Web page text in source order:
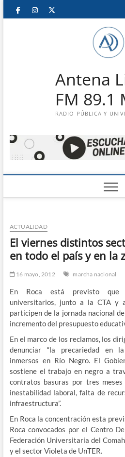
Saltar
FacebookInstagram
Antena
FM 89.1
RADIO PÚBLICA Y
ACTUALIDAD
El viernes distintos
en todo el país y en la
16 mayo, 2012 marcha nacional
En Roca está previsto que
universitarios, junto a la CTA y
participen de la jornada nacional
incremento del presupuesto
En el marco de los reclamos, los
denunciar “la precariedad en
inmersos en Río Negro. El
sostiene el trabajo en negro a
contratos basuras por tres
inestabilidad laboral, falta de
infraestructura”.
En Roca la concentración esta
Roca convocados por el Centro
Federación Universitaria del
y el sector Violeta de UnTER.